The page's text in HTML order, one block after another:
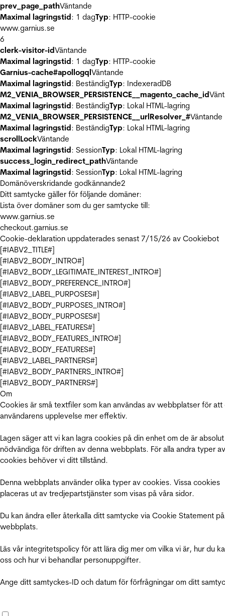
prev_page_pathVäntande
Maximal lagringstid: 1 dagTyp: HTTP-cookie
www.garnius.se
6
clerk-visitor-idVäntande
Maximal lagringstid: 1 dagTyp: HTTP-cookie
Garnius-cache#apollogqlVäntande
Maximal lagringstid: BeständigTyp: IndexeradDB
M2_VENIA_BROWSER_PERSISTENCE__magento_cache_id
Maximal lagringstid: BeständigTyp: Lokal HTML-lagring
M2_VENIA_BROWSER_PERSISTENCE__urlResolver_#Väntande
Maximal lagringstid: BeständigTyp: Lokal HTML-lagring
scrollLockVäntande
Maximal lagringstid: SessionTyp: Lokal HTML-lagring
success_login_redirect_pathVäntande
Maximal lagringstid: SessionTyp: Lokal HTML-lagring
Domänöverskridande godkännande2
Ditt samtycke gäller för följande domäner:
Lista över domäner som du ger samtycke till:
www.garnius.se
checkout.garnius.se
Cookie-deklaration uppdaterades senast 7/15/26 av Cookiebot
[#IABV2_TITLE#]
[#IABV2_BODY_INTRO#]
[#IABV2_BODY_LEGITIMATE_INTEREST_INTRO#]
[#IABV2_BODY_PREFERENCE_INTRO#]
[#IABV2_LABEL_PURPOSES#]
[#IABV2_BODY_PURPOSES_INTRO#]
[#IABV2_BODY_PURPOSES#]
[#IABV2_LABEL_FEATURES#]
[#IABV2_BODY_FEATURES_INTRO#]
[#IABV2_BODY_FEATURES#]
[#IABV2_LABEL_PARTNERS#]
[#IABV2_BODY_PARTNERS_INTRO#]
[#IABV2_BODY_PARTNERS#]
Om
Cookies är små textfiler som kan användas av webbplatser för att
användarens upplevelse mer effektiv.
Lagen säger att vi kan lagra cookies på din enhet om de är absolut
nödvändiga för driften av denna webbplats. För alla andra typer av
cookies behöver vi ditt tillstånd.
Denna webbplats använder olika typer av cookies. Vissa cookies
placeras ut av tredjepartstjänster som visas på våra sidor.
Du kan ändra eller återkalla ditt samtycke via Cookie Statement
webbplats.
Läs vår integritetspolicy för att lära dig mer om vilka vi är, hur du
oss och hur vi behandlar personuppgifter.
Ange ditt samtyckes-ID och datum för förfrågningar om ditt